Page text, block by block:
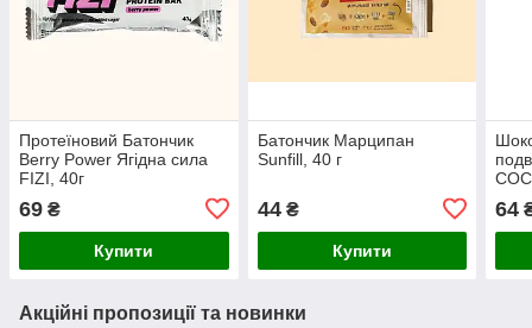
Протеїновий Батончик
Berry Power Ягідна сила
FIZI, 40г
69 ₴
Купити
Батончик Марципан
Sunfill, 40 г
44₴
Купити
64
Акційні пропозиції та новинки